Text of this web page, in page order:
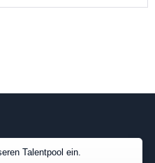
Talentpool ein.